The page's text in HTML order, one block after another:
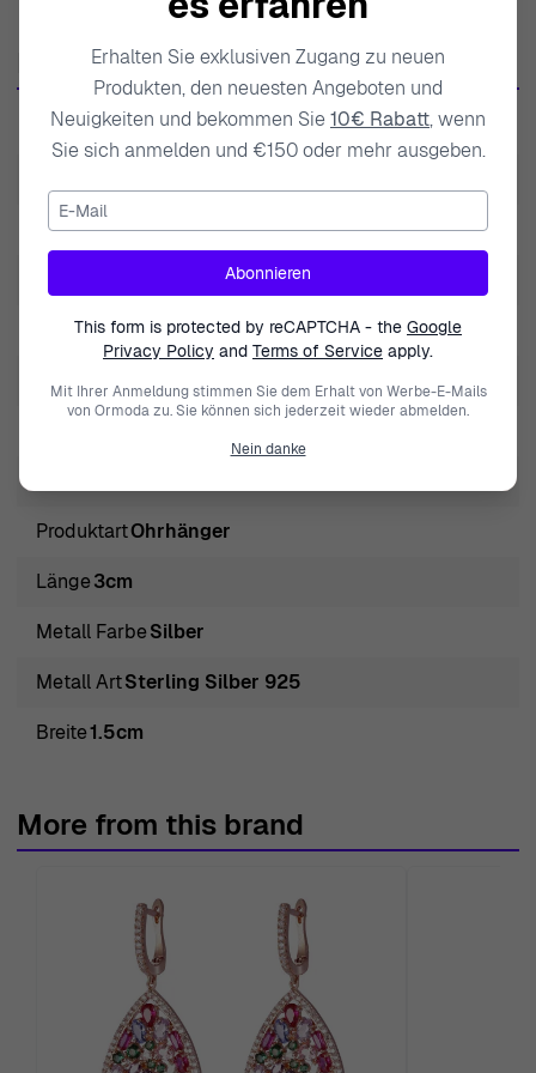
Orphelia verkörpert eine einzigartige Mischung aus
ihren Schmuck nicht nur exquisit, sondern auch dauerhaft
machen. Mit einem scharfen Blick für Details und einer
Leidenschaft für Schönheit bringt Orphelia Stücke hervor,
Trägerin zu unterstreichen. Von atemberaubenden
Stück mit Sorgfalt und Präzision gefertigt, sodass es
Engagement für Qualität und Kunstfertigkeit ist es, was
Individualität und ihren Charme durch eleganten
Entdecken Sie Orphelia® 'Apolline' Damen-Ohrhänger
Präsentation der fesselnden Orphelia® 'Apolline' Damen-
Ohrhänger aus 925er Sterlingsilber - Silber ZO-7500, ein
entworfen wurde. Hergestellt aus hochwertigem 925er
Sterlingsilber, glänzen diese Ohrhänger in einem
Ohrhänger weist filigrane Details und ein elegantes
Breite von 1,5 cm misst. Die durchdachte Kunstfertigkeit
stellt sicher, dass diese Ohrhänger nicht nur Ihre Ohren
Raffinesse unterstreichen. Das leichte Design mit nur
3,20 Gramm Gewicht sorgt dafür, dass sie den ganzen
Tag über angenehm zu tragen sind, sei es für eine
formelle Veranstaltung oder um alltäglichen Looks einen
Hauch von Glamour zu verleihen. Sichere Befestigungen
Produktdaten
SKUZO-7500
Gewicht3.000000
MarkeOrphelia
Geschlecht
Damen
ProduktartOhrhänger
Länge3cm
Metall FarbeSilber
Metall ArtSterling Silber 925
Breite1.5cm
More from this brand
Erhalten Sie exklusiven Zugang zu neuen
Produkten, den neuesten Angeboten und
Neuigkeiten und bekommen Sie10€ Rabatt, wenn
Sie sich anmelden und €150 oder mehr ausgeben.
E-Mail
Abonnieren
This form is protected by reCAPTCHA - the Google
Privacy Policy and Terms of Service apply.
Mit Ihrer Anmeldung stimmen Sie dem Erhalt von Werbe-E-Mails
von Ormoda zu. Sie können sich jederzeit wieder abmelden.
Nein danke